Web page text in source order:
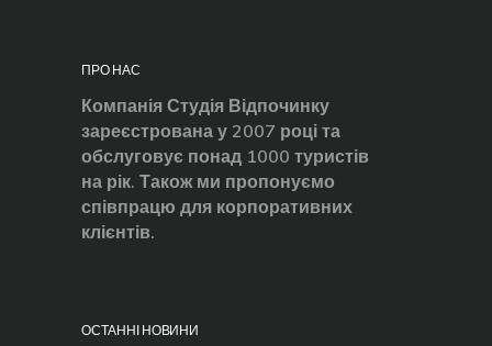
ПРО НАС
Компанія Студія Відпочинку
зареєстрована у 2007 році та
обслуговує понад 1000 туристів
на рік. Також ми пропонуємо
співпрацю для корпоративних
клієнтів.
ОСТАННІ НОВИНИ